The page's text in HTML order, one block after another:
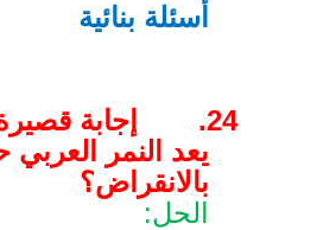
أسئلة بنائية
24.
إجابة
يعد النمر العربي
بالانقراض؟
الحل: